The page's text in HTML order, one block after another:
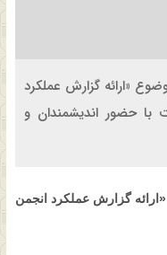
«ارائه گزارش عملکرد
برگزار می گردد . این نشست با حضور اندیشمندان و
گزارش عملکرد انجمن